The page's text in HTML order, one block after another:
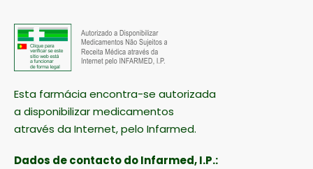
Esta farmácia encontra-se autorizada
a disponibilizar medicamentos
através da Internet, pelo Infarmed.
Dados de contacto do Infarmed, I.P.: